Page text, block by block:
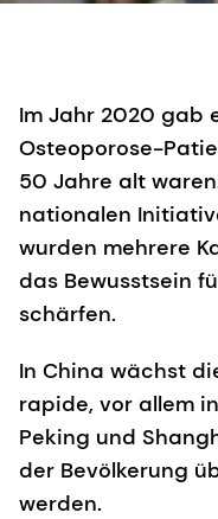
Im Jahr 2020 gab
Osteoporose-
50 Jahre alt
nationalen
wurden mehrere
das Bewusstsein
schärfen.
In China wächst
rapide, vor allem
Peking und
der Bevölkerung
werden.